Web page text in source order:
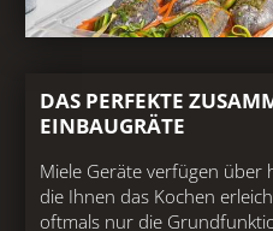
DAS PERFEKTE
EINBAUGRÄTE
Miele Geräte verfügen über
die Ihnen das Kochen
oftmals nur die